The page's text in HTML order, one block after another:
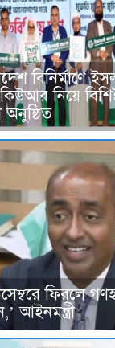
বিনির্মাণে
নিয়ে
ফিরলে
আইনমন্ত্রী